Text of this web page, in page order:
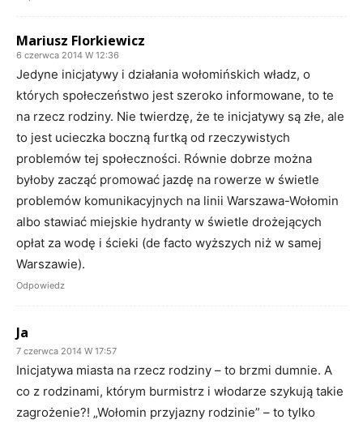
Mariusz Florkiewicz
6 czerwca 2014 W 12:36
Jedyne inicjatywy i działania wołomińskich władz, o
których społeczeństwo jest szeroko informowane, to te
na rzecz rodziny. Nie twierdzę, że te inicjatywy są złe, ale
to jest ucieczka boczną furtką od rzeczywistych
problemów tej społeczności. Równie dobrze można
byłoby zacząć promować jazdę na rowerze w świetle
problemów komunikacyjnych na linii Warszawa-Wołomin
albo stawiać miejskie hydranty w świetle drożejących
opłat za wodę i ścieki (de facto wyższych niż w samej
Warszawie).
Odpowiedz
Ja
7 czerwca 2014 W 17:57
Inicjatywa miasta na rzecz rodziny – to brzmi dumnie. A
co z rodzinami, którym burmistrz i włodarze szykują takie
zagrożenie?! „Wołomin przyjazny rodzinie” – to tylko